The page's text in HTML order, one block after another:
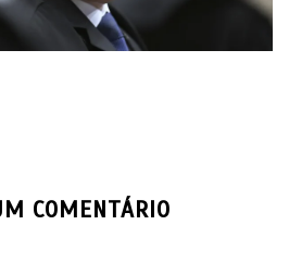
COMENTÁRIO